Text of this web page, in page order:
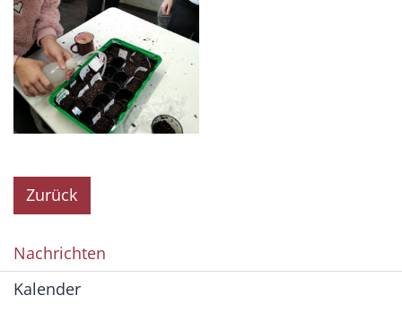
Zurück
Nachrichten
Kalender